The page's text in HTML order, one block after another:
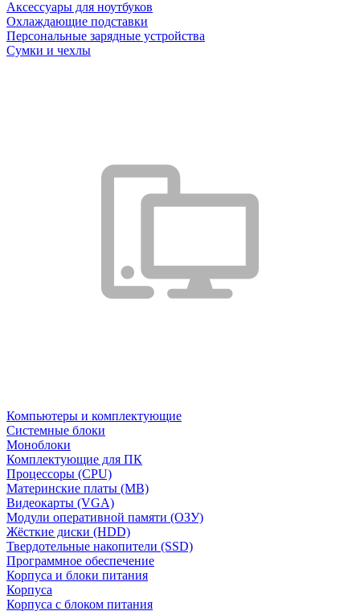
Аксессуары для ноутбуков
Охлаждающие подставки
Персональные зарядные устройства
Сумки и чехлы
Компьютеры и комплектующие
Системные блоки
Моноблоки
Комплектующие для ПК
Процессоры (CPU)
Материнские платы (MB)
Видеокарты (VGA)
Модули оперативной памяти (ОЗУ)
Жёсткие диски (HDD)
Твердотельные накопители (SSD)
Программное обеспечение
Корпуса и блоки питания
Корпуса
Корпуса с блоком питания